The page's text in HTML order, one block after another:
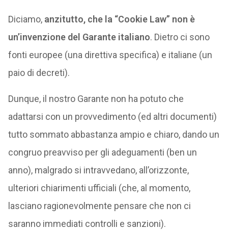
Diciamo, anzitutto, che la “Cookie Law” non è
un’invenzione del Garante italiano. Dietro ci sono
fonti europee (una direttiva specifica) e italiane (un
paio di decreti).
Dunque, il nostro Garante non ha potuto che
adattarsi con un provvedimento (ed altri documenti)
tutto sommato abbastanza ampio e chiaro, dando un
congruo preavviso per gli adeguamenti (ben un
anno), malgrado si intravvedano, all’orizzonte,
ulteriori chiarimenti ufficiali (che, al momento,
lasciano ragionevolmente pensare che non ci
saranno immediati controlli e sanzioni).